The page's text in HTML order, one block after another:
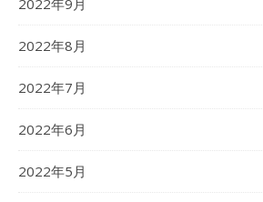
2022年9月
2022年8月
2022年7月
2022年6月
2022年5月